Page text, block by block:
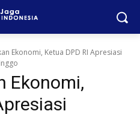
Ekonomi, Ketua DPD RI Apresiasi
Ekonomi,